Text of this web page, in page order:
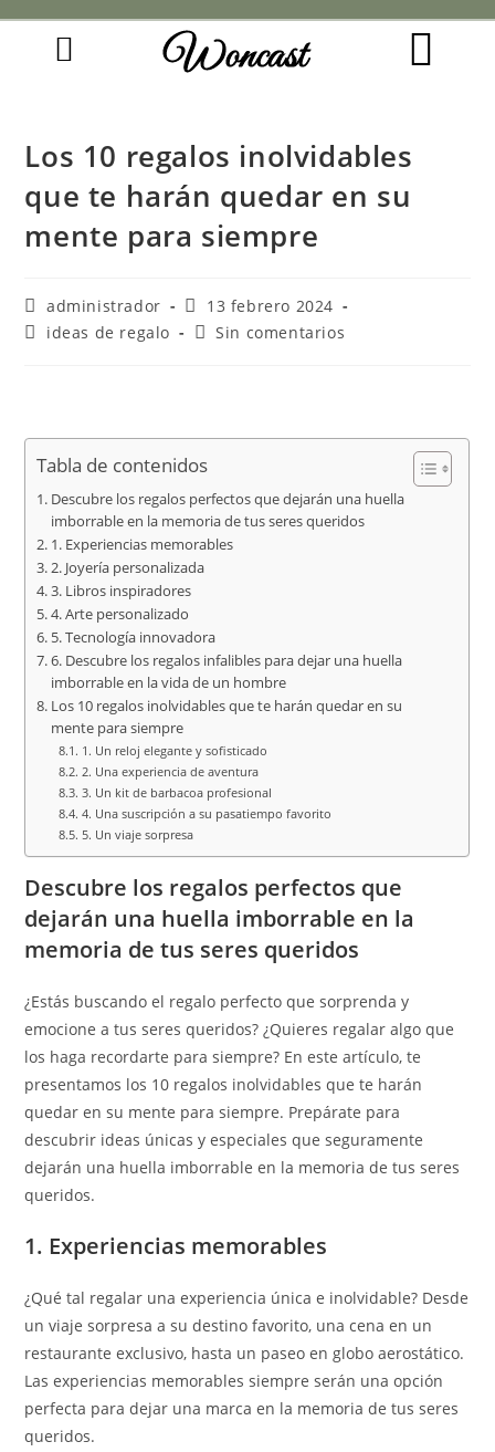
Woncast
Los 10 regalos inolvidables
que te harán quedar en su
mente para siempre
administrador
13 febrero 2024
ideas de regalo
Sin comentarios
Tabla de contenidos
Descubre los regalos perfectos que dejarán una huella
imborrable en la memoria de tus seres queridos
1. Experiencias memorables
2. Joyería personalizada
3. Libros inspiradores
4. Arte personalizado
5. Tecnología innovadora
6. Descubre los regalos infalibles para dejar una huella
imborrable en la vida de un hombre
Los 10 regalos inolvidables que te harán quedar en su
mente para siempre
1. Un reloj elegante y sofisticado
2. Una experiencia de aventura
3. Un kit de barbacoa profesional
4. Una suscripción a su pasatiempo favorito
5. Un viaje sorpresa
Descubre los regalos perfectos que
dejarán una huella imborrable en la
memoria de tus seres queridos
¿Estás buscando el regalo perfecto que sorprenda y
emocione a tus seres queridos? ¿Quieres regalar algo que
los haga recordarte para siempre? En este artículo, te
presentamos los 10 regalos inolvidables que te harán
quedar en su mente para siempre. Prepárate para
descubrir ideas únicas y especiales que seguramente
dejarán una huella imborrable en la memoria de tus seres
queridos.
1. Experiencias memorables
¿Qué tal regalar una experiencia única e inolvidable? Desde
un viaje sorpresa a su destino favorito, una cena en un
restaurante exclusivo, hasta un paseo en globo aerostático.
Las experiencias memorables siempre serán una opción
perfecta para dejar una marca en la memoria de tus seres
queridos.